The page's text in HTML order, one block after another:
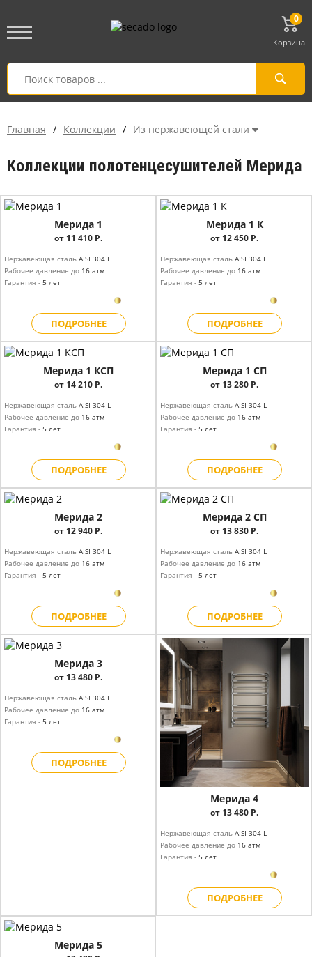
0
Корзина
Главная / Коллекции / Из нержавеющей стали
Коллекции полотенцесушителей Мерида
Мерида 1
от 11 410 Р.
Нержавеющая сталь AISI 304 L
Рабочее давление до 16 атм
Гарантия - 5 лет
ПОДРОБНЕЕ
Мерида 1 К
от 12 450 Р.
Нержавеющая сталь AISI 304 L
Рабочее давление до 16 атм
Гарантия - 5 лет
ПОДРОБНЕЕ
Мерида 1 КСП
от 14 210 Р.
Нержавеющая сталь AISI 304 L
Рабочее давление до 16 атм
Гарантия - 5 лет
ПОДРОБНЕЕ
Мерида 1 СП
от 13 280 Р.
Нержавеющая сталь AISI 304 L
Рабочее давление до 16 атм
Гарантия - 5 лет
ПОДРОБНЕЕ
Мерида 2
от 12 940 Р.
Нержавеющая сталь AISI 304 L
Рабочее давление до 16 атм
Гарантия - 5 лет
ПОДРОБНЕЕ
Мерида 2 СП
от 13 830 Р.
Нержавеющая сталь AISI 304 L
Рабочее давление до 16 атм
Гарантия - 5 лет
ПОДРОБНЕЕ
Мерида 3
от 13 480 Р.
Нержавеющая сталь AISI 304 L
Рабочее давление до 16 атм
Гарантия - 5 лет
ПОДРОБНЕЕ
Мерида 4
от 13 480 Р.
Нержавеющая сталь AISI 304 L
Рабочее давление до 16 атм
Гарантия - 5 лет
ПОДРОБНЕЕ
Мерида 5